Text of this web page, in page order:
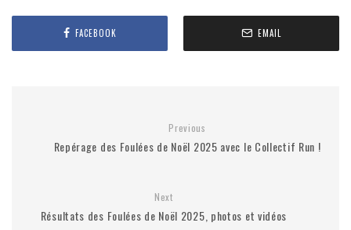
FACEBOOK EMAIL
Previous
Repérage des Foulées de Noël 2025 avec le Collectif Run !
Next
Résultats des Foulées de Noël 2025, photos et vidéos